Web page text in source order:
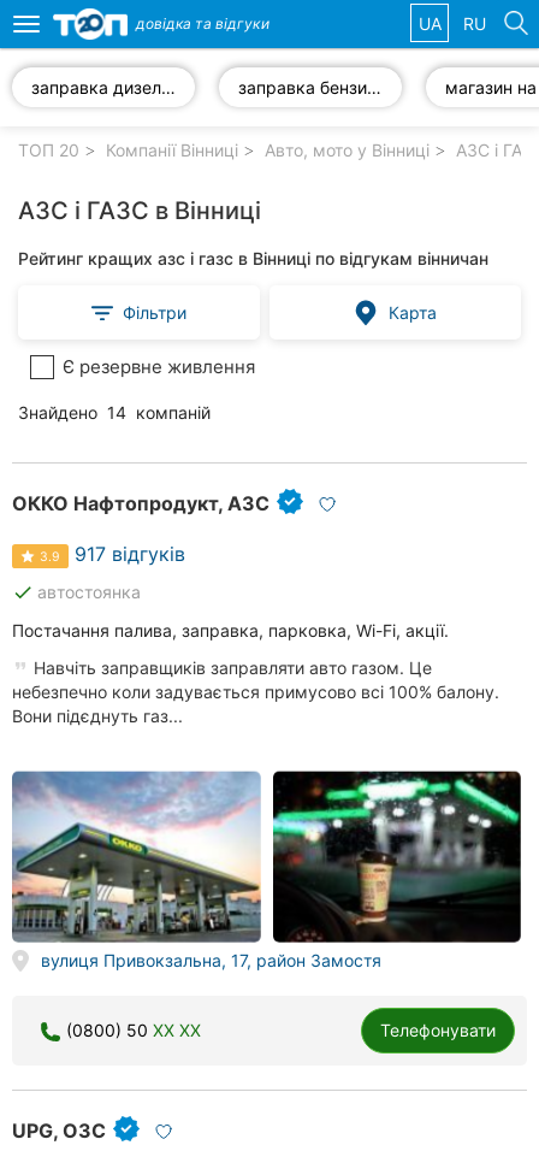
компанії
Популярні
клініки
Приватні
клініки
Автошколи
Ресторани
рубрики
міста:
Вінниця
Житомир
Toggle
navigation
довідка та відгуки UA RU
заправка дизелем заправка бензином
ТОП 20 Компанії Вінниці Авто, мото у Вінниці АЗС і
АЗС і ГАЗС в Вінниці
Рейтинг кращих азс і газс в Вінниці по відгукам вінничан
Фільтри Карта
Є резервне живлення
Знайдено 14 компаній
ОККО Нафтопродукт, АЗС
3.9 917 відгуків
done автостоянка
Постачання палива, заправка, парковка, Wi-Fi, акції.
Навчіть заправщиків заправляти авто газом. Це
небезпечно коли задувається примусово всі 100% балону.
Вони підєднуть газ...
вулиця Привокзальна, 17, район Замостя
(0800) 50 XX XX Телефонувати
UPG, ОЗС